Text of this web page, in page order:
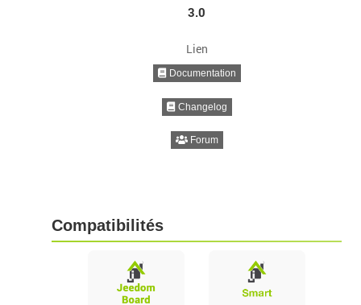
3.0
Lien
Documentation
Changelog
Forum
Compatibilités